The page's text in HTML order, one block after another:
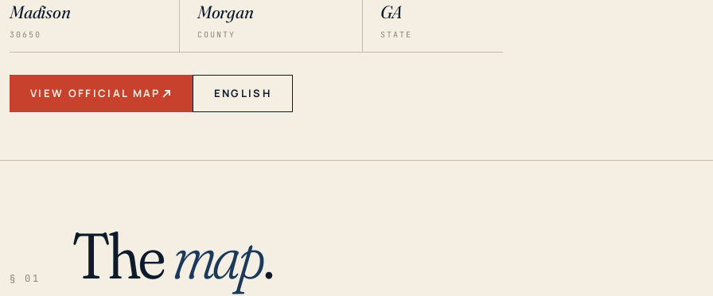
Madison
30650
Morgan
COUNTY
GA
STATE
VIEW OFFICIAL MAP ENGLISH
§ 01 Themap.